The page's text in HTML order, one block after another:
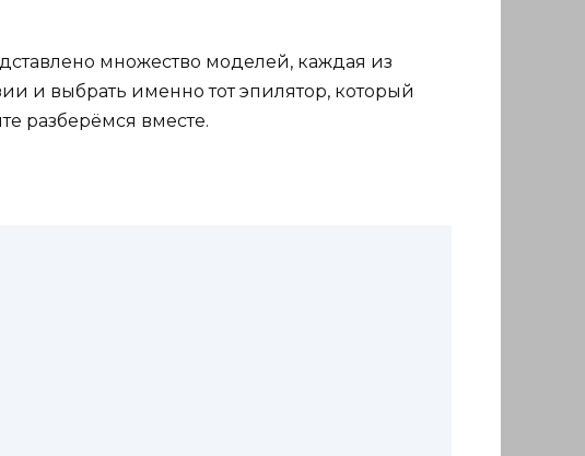
множество моделей, каждая из
и выбрать именно тот эпилятор, который
разберёмся вместе.